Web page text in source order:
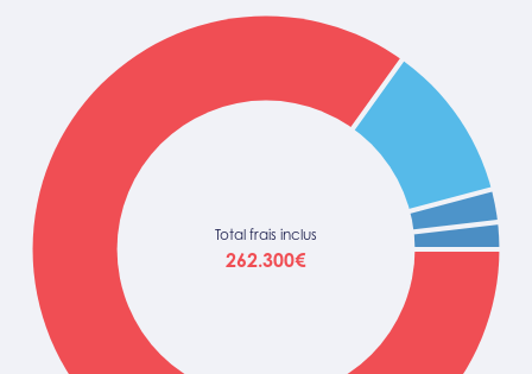
Total frais inclus
262.300€